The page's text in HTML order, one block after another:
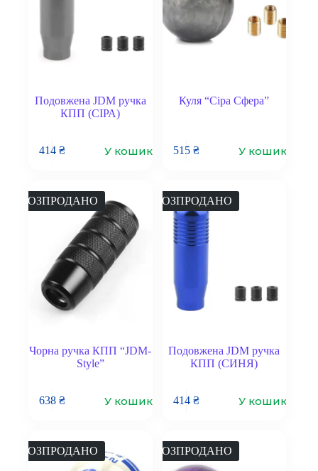
Подовжена JDM ручка
КПП (СІРА)
414₴ У кошик
Куля “Сіра Сфера”
515 ₴ У кошик
РОЗПРОДАНО
Чорна ручка КПП “JDM-
Style”
638₴ У кошик
РОЗПРОДАНО
Подовжена JDM ручка
КПП (СИНЯ)
414 ₴ У кошик
РОЗПРОДАНО РОЗПРОДАНО